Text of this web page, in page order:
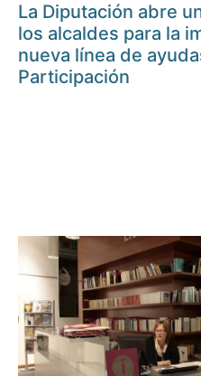
La Diputación abre
los alcaldes para la
nueva línea de
Participación